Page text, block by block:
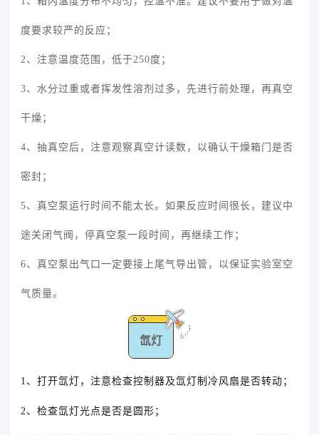
度要求较严的反应；
2、注意温度范围，低于250度；
3、水分过重或者挥发性溶剂过多，先进行前处理，再真空
干燥；
4、抽真空后，注意观察真空计读数，以确认干燥箱门是否
密封；
5、真空泵运行时间不能太长。如果反应时间很长，建议中
途关闭气阀，停真空泵一段时间，再继续工作；
6、真空泵出气口一定要接上尾气导出管，以保证实验室空
气质量。
氙灯
1、打开氙灯，注意检查控制器及氙灯制冷风扇是否转动；
2、检查氙灯光点是否是圆形；